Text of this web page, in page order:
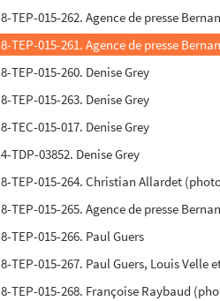
8-TEP-015-262. Agence de presse
8-TEP-015-261. Agence de presse
8-TEP-015-260. Denise Grey
8-TEP-015-263. Denise Grey
8-TEC-015-017. Denise Grey
4-TDP-03852. Denise Grey
8-TEP-015-264. Christian Allardet
8-TEP-015-265. Agence de presse
8-TEP-015-266. Paul Guers
8-TEP-015-267. Paul Guers, Louis Velle
8-TEP-015-268. Françoise Raybaud